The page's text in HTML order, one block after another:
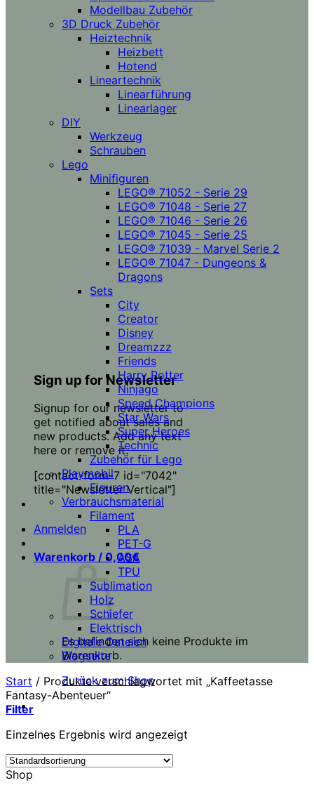
Sign up for Newsletter
Signup for our newsletter to
get notified about sales and
new products. Add any text
here or remove it.
[contact-form-7 id="7042"
title="Newsletter Vertical"]
Anmelden
Warenkorb / 0,00€
Es befinden sich keine Produkte im
Warenkorb.
Zurück zum Shop
Modellbau Zubehör
3D Druck Zubehör
Heiztechnik
Heizbett
Hotend
Lineartechnik
Linearführung
Linearlager
DIY
Werkzeug
Schrauben
Lego
Minifiguren
LEGO® 71052 - Serie 29
LEGO® 71048 - Serie 27
LEGO® 71046 - Serie 26
LEGO® 71045 - Serie 25
LEGO® 71039 - Marvel Serie 2
LEGO® 71047 - Dungeons &
Dragons
Sets
City
Creator
Disney
Dreamzzz
Friends
Harry Potter
Ninjago
Speed Champions
Star Wars
Super Heroes
Technic
Zubehör für Lego
Playmobil
Figuren
Verbrauchsmaterial
Filament
PLA
PET-G
ASA
TPU
Sublimation
Holz
Schiefer
Elektrisch
Digitale Dateien
Blogseite
Start / Produkte verschlagwortet mit „Kaffeetasse
Fantasy-Abenteuer“
Filter
Einzelnes Ergebnis wird angezeigt
Shop